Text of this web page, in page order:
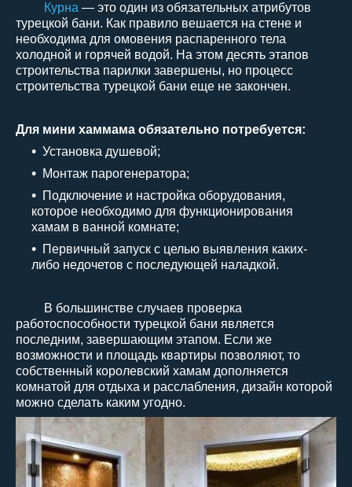
Курна — это один из обязательных атрибутов
турецкой бани. Как правило вешается на стене и
необходима для омовения распаренного тела
холодной и горячей водой. На этом десять этапов
строительства парилки завершены, но процесс
строительства турецкой бани еще не закончен.
Для мини хаммама обязательно потребуется:
Установка душевой;
Монтаж парогенератора;
Подключение и настройка оборудования,
которое необходимо для функционирования
хамам в ванной комнате;
Первичный запуск с целью выявления каких-
либо недочетов с последующей наладкой.
В большинстве случаев проверка
работоспособности турецкой бани является
последним, завершающим этапом. Если же
возможности и площадь квартиры позволяют, то
собственный королевский хамам дополняется
комнатой для отдыха и расслабления, дизайн которой
можно сделать каким угодно.